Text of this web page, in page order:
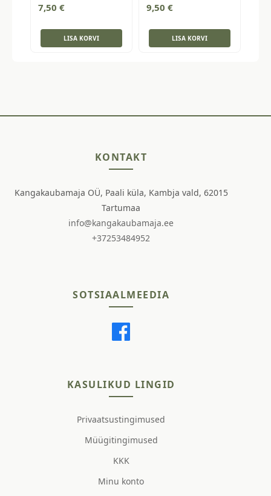
7,50 €
LISA KORVI
9,50 €
LISA KORVI
KONTAKT
Kangakaubamaja OÜ, Paali küla, Kambja vald, 62015
Tartumaa
info@kangakaubamaja.ee
+37253484952
SOTSIAALMEEDIA
KASULIKUD LINGID
Privaatsustingimused
Müügitingimused
KKK
Minu konto